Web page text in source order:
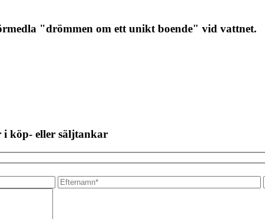
"drömmen om ett unikt boende" vid vattnet.
i köp- eller säljtankar